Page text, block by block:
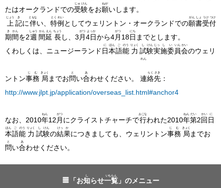
たはオークランドでの受
じゅ
験
けん
をお願
ねが
いします。
上
じょう
記
き
に伴
ともな
い、 特
とく
例
れい
としてウェリントン・オークランドでの願
がん
書
しょ
受
うけ
付
つけ
期
き
間
かん
を2週
しゅう
間
かん
延
えん
長
ちょう
し、3 月
がつ
4日
よっか
から4月
がつ
18日
にち
までとします。
くわしくは、ニュージーランド 日
に
本
ほん
語
ご
能
のう
力
りょく
試
し
験
けん
実
じっ
施
し
委
い
員
いん
会
かい
のウェリ
ントン事
じ
務
む
局
きょく
までお問
と
い合
あ
わせください。 連
れん
絡
らく
先
さき
：
http://www.jlpt.jp/application/overseas_list.html#anchor4
なお、2010年
ねん
12 月
がつ
にクライストチャーチで行
おこな
われた2010年
ねん
第
だい
2回
かい
日
に
本
ほん
語
ご
能
のう
力
りょく
試
し
験
けん
の結
けっ
果
か
につきましても、ウェリントン事
じ
務
む
局
きょく
までお
問
と
い合
あ
わせください。
「お知
し
らせ一覧
いちらん
」のメニュー